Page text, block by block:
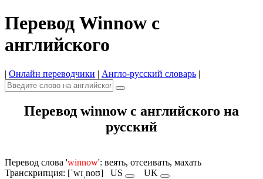
Перевод Winnow с
английского
| Онлайн переводчики | Англо-русский словарь |
Перевод winnow с английского на
русский
Перевод слова 'winnow': веять, отсеивать, махать
Транскрипция: [ˈwɪˌnoʊ] US
UK